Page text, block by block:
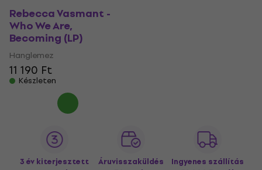
Rebecca Vasmant -
Who We Are,
Becoming (LP)
Hanglemez
11 190 Ft
Készleten
3 év kiterjesztett
Áruvisszaküldés
Ingyenes szállítás